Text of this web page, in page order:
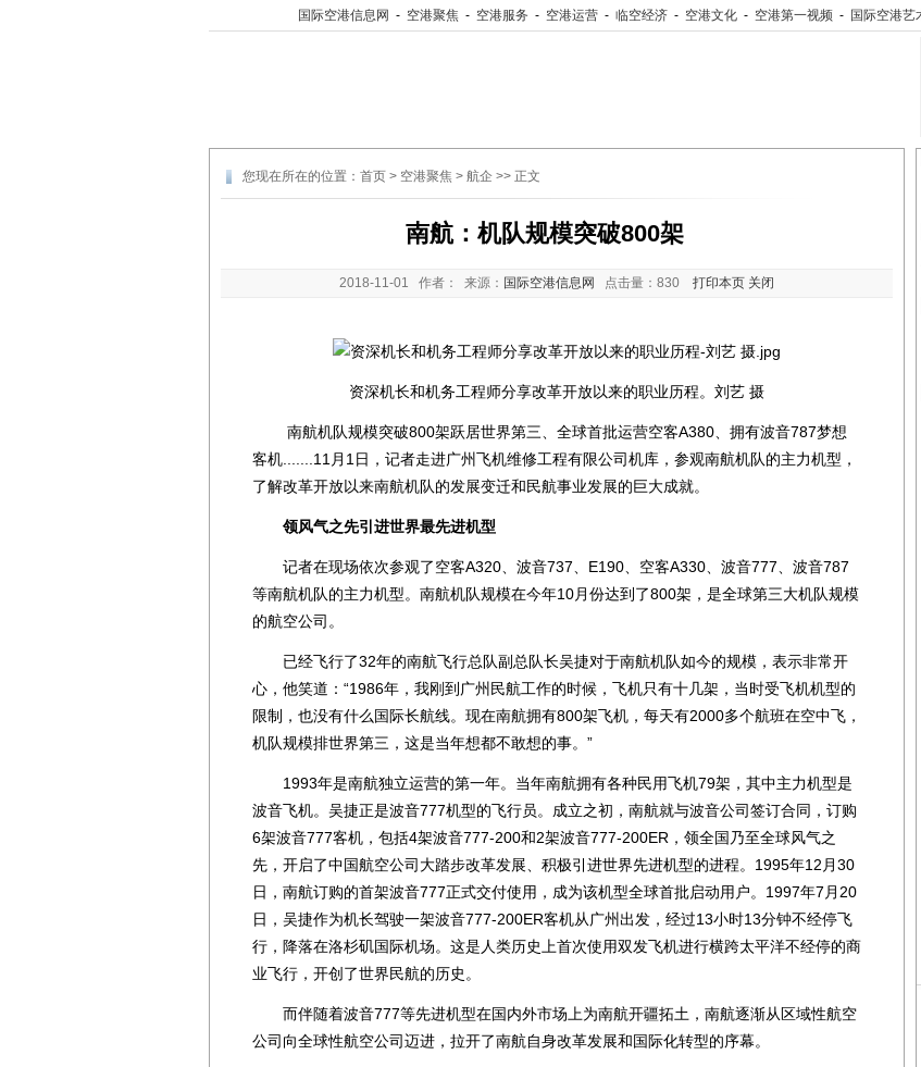
国际空港信息网 - 空港聚焦 - 空港服务 - 空港运营 - 临空经济 - 空港文化 - 空港第一视频 - 国际空港艺
您现在所在的位置： 首页 > 空港聚焦 > 航企 >> 正文
南航：机队规模突破800架
2018-11-01 作者： 来源： 国际空港信息网 点击量： 830 打印本页 关闭
资深机长和机务工程师分享改革开放以来的职业历程。刘艺 摄
南航机队规模突破800架跃居世界第三、全球首批运营空客A380、拥有波音787梦想
客机.......11月1日，记者走进广州飞机维修工程有限公司机库，参观南航机队的主力机型，
了解改革开放以来南航机队的发展变迁和民航事业发展的巨大成就。
领风气之先引进世界最先进机型
记者在现场依次参观了空客A320、波音737、E190、空客A330、波音777、波音787
等南航机队的主力机型。南航机队规模在今年10月份达到了800架，是全球第三大机队规模
的航空公司。
已经飞行了32年的南航飞行总队副总队长吴捷对于南航机队如今的规模，表示非常开
心，他笑道：“1986年，我刚到广州民航工作的时候，飞机只有十几架，当时受飞机机型的
限制，也没有什么国际长航线。现在南航拥有800架飞机，每天有2000多个航班在空中飞，
机队规模排世界第三，这是当年想都不敢想的事。”
1993年是南航独立运营的第一年。当年南航拥有各种民用飞机79架，其中主力机型是
波音飞机。吴捷正是波音777机型的飞行员。成立之初，南航就与波音公司签订合同，订购
6架波音777客机，包括4架波音777-200和2架波音777-200ER，领全国乃至全球风气之
先，开启了中国航空公司大踏步改革发展、积极引进世界先进机型的进程。1995年12月30
日，南航订购的首架波音777正式交付使用，成为该机型全球首批启动用户。1997年7月20
日，吴捷作为机长驾驶一架波音777-200ER客机从广州出发，经过13小时13分钟不经停飞
行，降落在洛杉矶国际机场。这是人类历史上首次使用双发飞机进行横跨太平洋不经停的商
业飞行，开创了世界民航的历史。
而伴随着波音777等先进机型在国内外市场上为南航开疆拓土，南航逐渐从区域性航空
公司向全球性航空公司迈进，拉开了南航自身改革发展和国际化转型的序幕。